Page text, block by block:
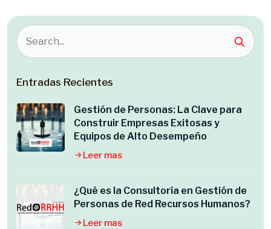
Entradas Recientes
Gestión de Personas: La Clave para
Construir Empresas Exitosas y
Equipos de Alto Desempeño
Leer mas
¿Qué es la Consultoría en Gestión de
Personas de Red Recursos Humanos?
Leer mas